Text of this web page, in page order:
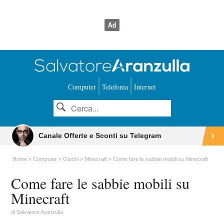
Computer Telefonia Internet
Canale Offerte e Sconti su Telegram
Home Computer Giochi Minecraft Come fare le sabbie mobili su Minecraft
Come fare le sabbie mobili su
Minecraft
diSalvatore Aranzulla